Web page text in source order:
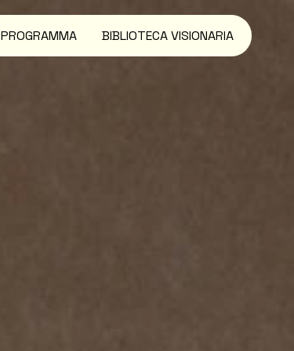
PROGRAMMA BIBLIOTECA VISIONARIA